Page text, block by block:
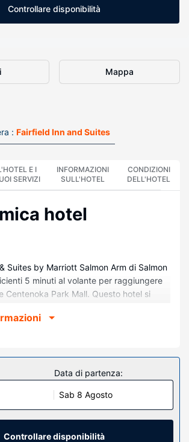
Controllare disponibilità
Mappa
: Fairfield Inn and Suites
E I
SERVIZI
INFORMAZIONI
SULL'HOTEL
CONDIZIONI
DELL'HOTEL
hotel
Suites by Marriott Salmon Arm di Salmon
5 minuti al volante per raggiungere
Centenoka Park Mall. Questo hotel si
delle 95 camere della struttura, complete
gratuito ti consente di restare in contatto
la TV con canali in digitale è l'ideale
po' di svago. Il bagno in camera
doccia/vasca, set di cortesia
I comfort includono telefoni,
per la preparazione di caffè/tè.
Data di partenza:
Sab 8 Agosto
Controllare disponibilità